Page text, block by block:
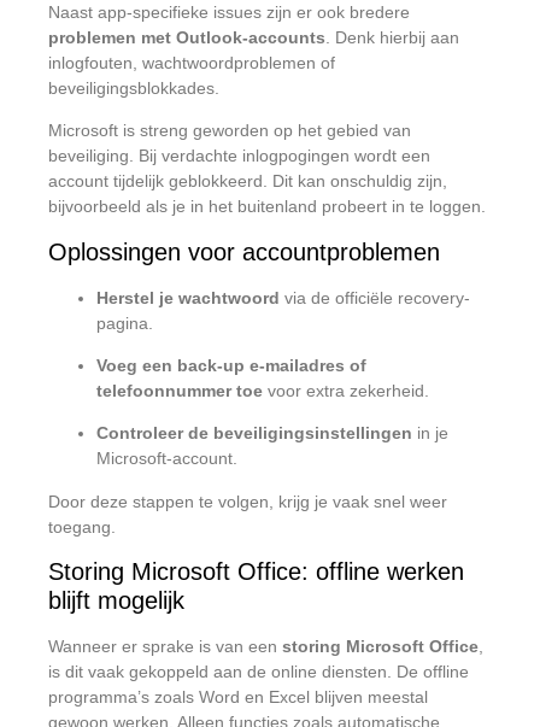
Naast app-specifieke issues zijn er ook bredere
problemen met Outlook-accounts . Denk hierbij aan
inlogfouten, wachtwoordproblemen of
beveiligingsblokkades.
Microsoft is streng geworden op het gebied van
beveiliging. Bij verdachte inlogpogingen wordt een
account tijdelijk geblokkeerd. Dit kan onschuldig zijn,
bijvoorbeeld als je in het buitenland probeert in te loggen.
Oplossingen voor accountproblemen
Herstel je wachtwoord via de officiële recovery-
pagina.
Voeg een back-up e-mailadres of
telefoonnummer toe voor extra zekerheid.
Controleer de beveiligingsinstellingen in je
Microsoft-account.
Door deze stappen te volgen, krijg je vaak snel weer
toegang.
Storing Microsoft Office: offline werken
blijft mogelijk
Wanneer er sprake is van een storing Microsoft Office
is dit vaak gekoppeld aan de online diensten. De offline
programma’s zoals Word en Excel blijven meestal
gewoon werken. Alleen functies zoals automatische